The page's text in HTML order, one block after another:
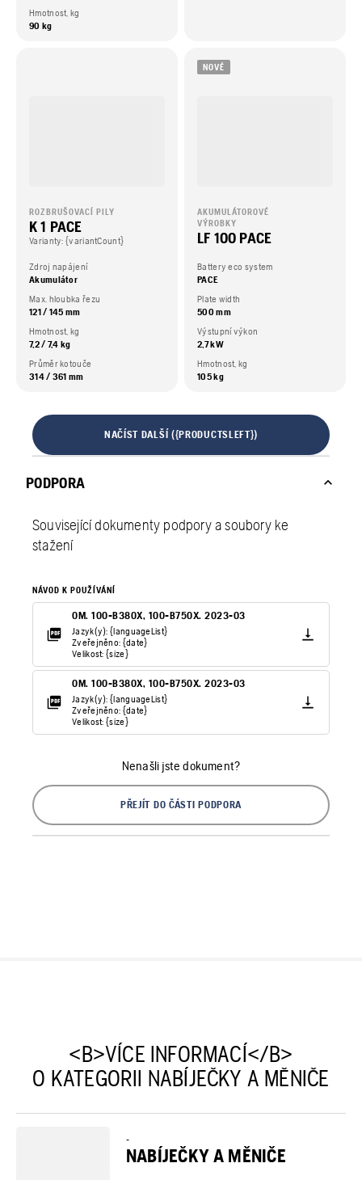
Hmotnost, kg
90 kg
ROZBRUŠOVACÍ PILY
K 1 PACE
Varianty: {variantCount}
Zdroj napájení
Akumulátor
Max. hloubka řezu
121 / 145 mm
Hmotnost, kg
7,2 / 7,4 kg
Průměr kotouče
314 / 361 mm
NOVÉ
AKUMULÁTOROVÉ
VÝROBKY
LF 100 PACE
Battery eco system
PACE
Plate width
500 mm
Výstupní výkon
2,7 kW
Hmotnost, kg
105 kg
NAČÍST DALŠÍ ({PRODUCTSLEFT})
PODPORA
Související dokumenty podpory a soubory ke
stažení
NÁVOD K POUŽÍVÁNÍ
OM. 100-B380X, 100-B750X. 2023-03
Jazyk(y): {languageList}
Zveřejněno: {date}
Velikost: {size}
OM. 100-B380X, 100-B750X. 2023-03
Jazyk(y): {languageList}
Zveřejněno: {date}
Velikost: {size}
Nenašli jste dokument?
PŘEJÍT DO ČÁSTI PODPORA
<B>VÍCE INFORMACÍ</B>
O KATEGORII NABÍJEČKY A MĚNIČE
-
NABÍJEČKY A MĚNIČE